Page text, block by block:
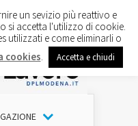
un sevizio più reattivo e
si accetta l'utilizzo di cookie.
utilizzati e come eliminarli o
cookies Accetta e chiudi